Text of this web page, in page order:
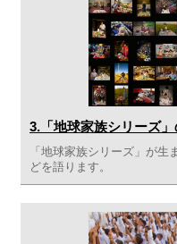
3.「地球家族シリーズ
「地球家族シリーズ」が
どを語ります。